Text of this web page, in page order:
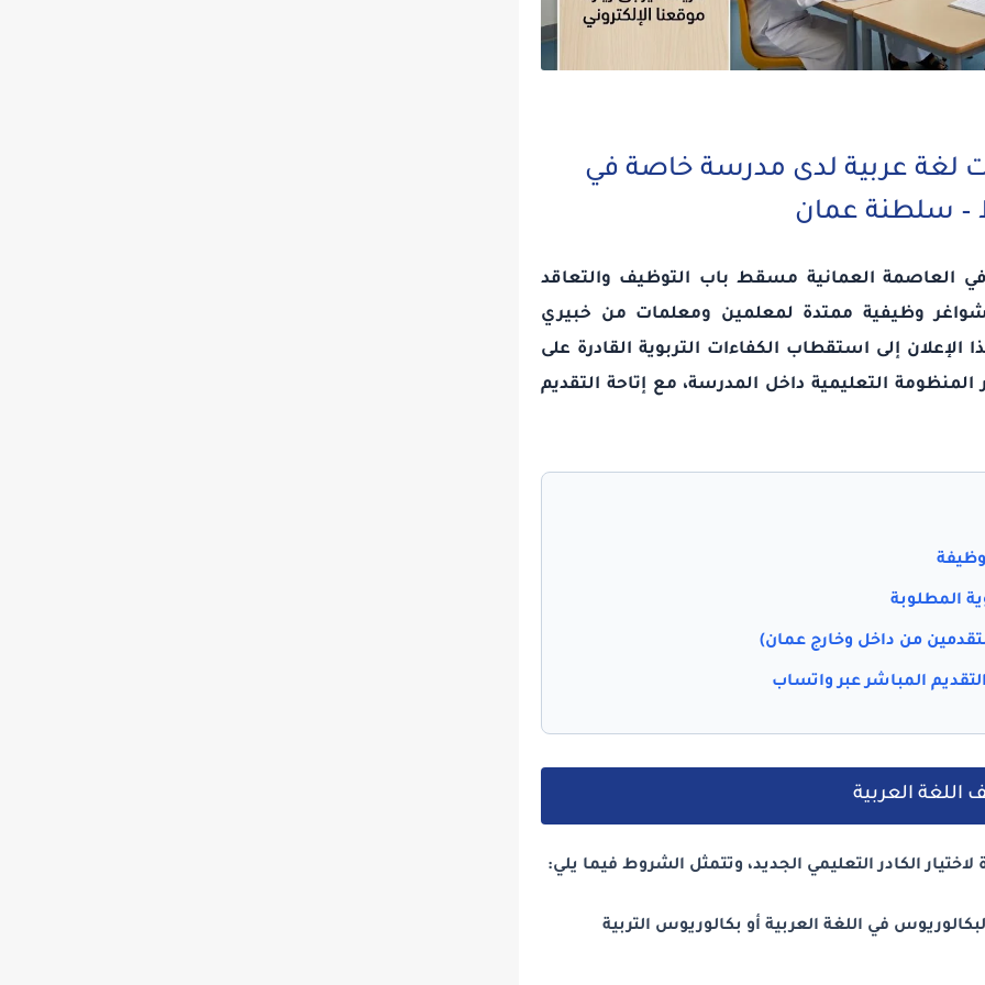
لغة عربية لدى مدرسة خاصة في
سلطنة عمان
العاصمة العمانية مسقط باب التوظيف والتعاقد
شواغر وظيفية ممتدة لمعلمين ومعلمات من خبيري
إلى استقطاب الكفاءات التربوية القادرة على
المنظومة التعليمية داخل المدرسة، مع إتاحة التقديم
المطلوبة
من داخل وخارج عمان)
المباشر عبر واتساب
اللغة العربية
الكادر التعليمي الجديد، وتتمثل الشروط فيما يلي:
في اللغة العربية أو بكالوريوس التربية